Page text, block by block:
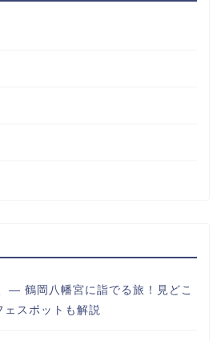
― 鶴岡八幡宮に詣でる旅！見どこ
ェスポットも解説